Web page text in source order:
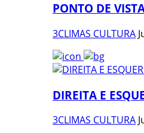
PONTO DE
3CLIMAS CULTURA
DIREITA E
3CLIMAS CULTURA